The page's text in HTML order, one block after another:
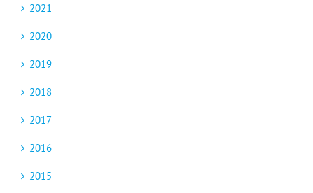
2021
2020
2019
2018
2017
2016
2015